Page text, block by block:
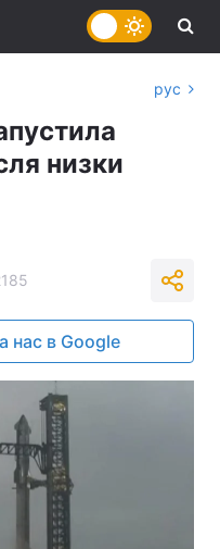
рус
низки
нас в Google